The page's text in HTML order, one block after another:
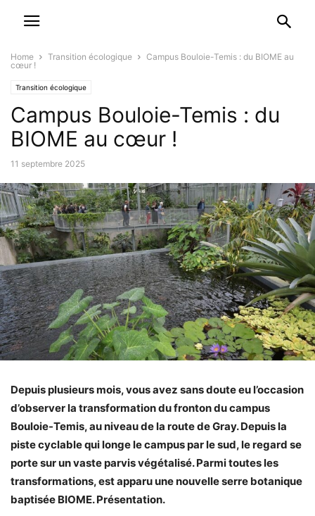
Home Transition écologique
Campus Bouloie-Temis : du BIOME au
cœur !
Transition écologique
Campus Bouloie-Temis : du
BIOME au cœur !
11 septembre 2025
Depuis plusieurs mois, vous avez sans doute eu l’occasion
d’observer la transformation du fronton du campus
Bouloie-Temis, au niveau de la route de Gray. Depuis la
piste cyclable qui longe le campus par le sud, le regard se
porte sur un vaste parvis végétalisé. Parmi toutes les
transformations, est apparu une nouvelle serre botanique
baptisée BIOME. Présentation.